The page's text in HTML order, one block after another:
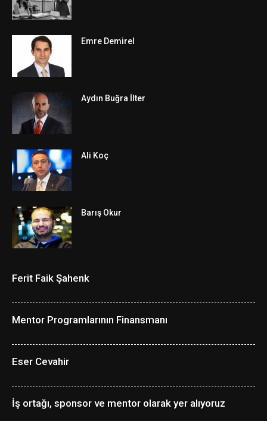
Emre Demirel
Aydın Buğra İlter
Ali Koç
Barış Okur
Ferit Faik Şahenk
Mentor Programlarının Finansmanı
Eser Cevahir
İş ortağı, sponsor ve mentor olarak yer alıyoruz